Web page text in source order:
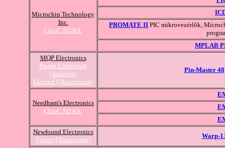
Microchip Technology
Inc.
ChipCAD Kft.
PROMATE II PIC mikrovezérlők,
MPLAB
MQP Electronics
Prager Elektronik
(Ausztria)
Elexind (Olaszország)
Pin-Master 48
Needham's Electronics
ChipCAD Kft.
Newfound Electronics
Finim (Olaszország)
Warp-